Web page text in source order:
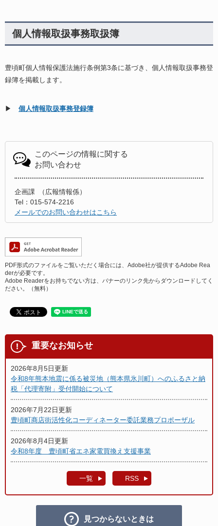
個人情報取扱事務取扱簿
豊頃町個人情報保護法施行条例第3条に基づき、個人情報取扱事務登
録簿を掲載します。
▶ 個人情報取扱事務登録簿
このページの情報に関する
お問い合わせ
企画課
広報情報係
Tel：015-574-2216
メールでのお問い合わせはこちら
PDF形式のファイルをご覧いただく場合には、Adobe社が提供するAdobe Rea
derが必要です。
Adobe Readerをお持ちでない方は、バナーのリンク先からダウンロードしてく
ださい。（無料）
重要なお知らせ
2026年8月5日更新
令和8年熊本地震に係る被災地（熊本県氷川町）へのふるさと納
税「代理寄附」受付開始について
2026年7月22日更新
豊頃町商店街活性化コーディネーター委託業務プロポーザル
2026年8月4日更新
令和8年度 豊頃町省エネ家電買換え支援事業
一覧 RSS
見つからないときは